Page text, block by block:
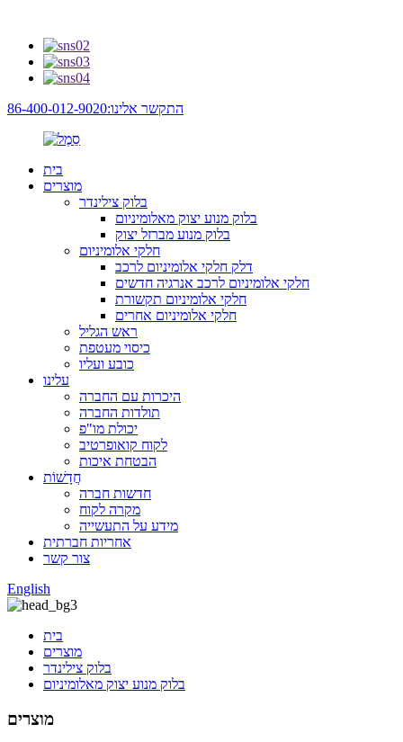
התקשר אלינו:86-400-012-9020
בית
מוצרים
בלוק צילינדר
בלוק מנוע יצוק מאלומיניום
בלוק מנוע מברזל יצוק
חלקי אלומיניום
דלק חלקי אלומיניום לרכב
חלקי אלומיניום לרכב אנרגיה חדשים
חלקי אלומיניום תקשורת
חלקי אלומיניום אחרים
ראש הגליל
כיסוי מעטפת
כובע ועליו
עלינו
היכרות עם החברה
תולדות החברה
יכולת מו"פ
לקוח קואופרטיב
הבטחת איכות
חֲדָשׁוֹת
חדשות חברה
מקרה לקוח
מידע על התעשייה
אחריות חברתית
צור קשר
English
בית
מוצרים
בלוק צילינדר
בלוק מנוע יצוק מאלומיניום
מוצרים